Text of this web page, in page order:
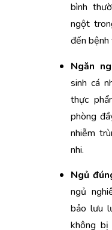
bình
ngột
đến bệnh
Ngăn
sinh cá
thực
phòng
nhiễm
nhi.
Ngủ
ngủ
bảo lưu
không bị